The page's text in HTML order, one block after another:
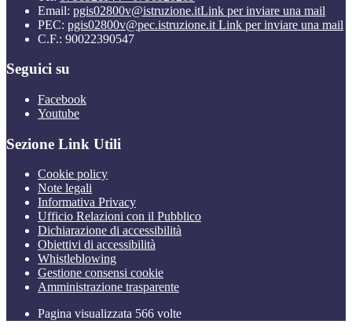
Email: pgis02800v@istruzione.itLink per inviare una mail
PEC: pgis02800v@pec.istruzione.it Link per inviare una mail
C.F.: 90022390547
Seguici su
Facebook
Youtube
Sezione Link Utili
Cookie policy
Note legali
Informativa Privacy
Ufficio Relazioni con il Pubblico
Dichiarazione di accessibilità
Obiettivi di accessibilità
Whistleblowing
Gestione consensi cookie
Amministrazione trasparente
Pagina visualizzata 566 volte